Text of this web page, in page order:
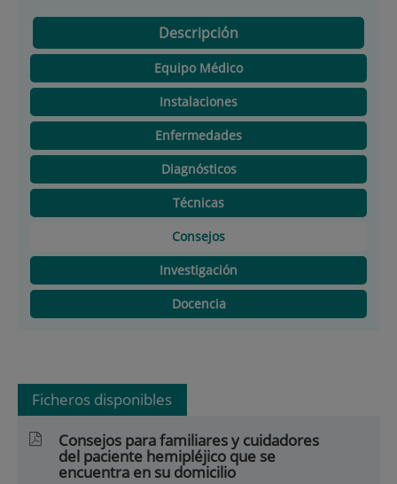
Descripción
Equipo Médico
Instalaciones
Enfermedades
Diagnósticos
Técnicas
Consejos
Investigación
Docencia
Ficheros disponibles
Consejos para familiares y cuidadores
del paciente hemipléjico que se
encuentra en su domicilio